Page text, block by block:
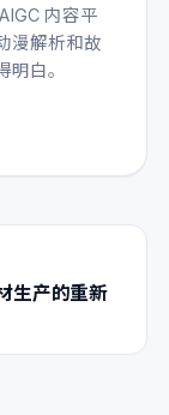
内容平
漫解析和故
白。
生产的重新